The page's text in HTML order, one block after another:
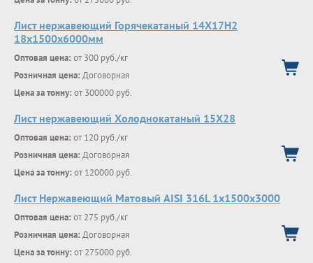
Лист нержавеющий Горячекатаный 14Х17Н2
18x1500x6000мм
Оптовая цена: от 300 руб./кг
Розничная цена: Договорная
Цена за тонну: от 300000 руб.
Лист нержавеющий Холоднокатаный 15Х28
Оптовая цена: от 120 руб./кг
Розничная цена: Договорная
Цена за тонну: от 120000 руб.
Лист Нержавеющий Матовый AISI 316L 1х1500х3000
Оптовая цена: от 275 руб./кг
Розничная цена: Договорная
Цена за тонну: от 275000 руб.